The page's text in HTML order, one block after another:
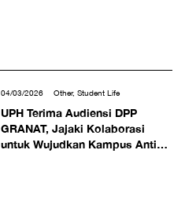
04/03/2026 Other, Student Life
UPH Terima Audiensi DPP
GRANAT, Jajaki Kolaborasi
untuk Wujudkan Kampus Anti